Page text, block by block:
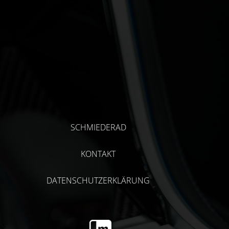
SCHMIEDERAD
KONTAKT
DATENSCHUTZERKLÄRUNG